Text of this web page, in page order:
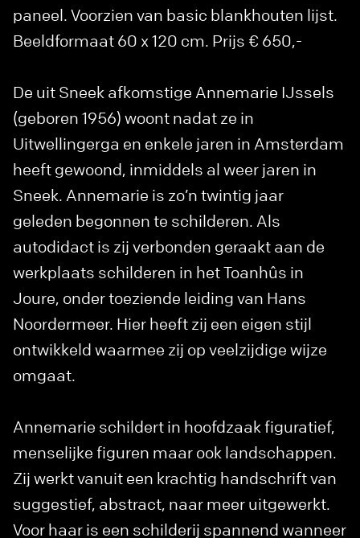
paneel. Voorzien van basic blankhouten lijst.
Beeldformaat 60 x 120 cm. Prijs € 650,-
De uit Sneek afkomstige Annemarie IJssels
(geboren 1956) woont nadat ze in
Uitwellingerga en enkele jaren in Amsterdam
heeft gewoond, inmiddels al weer jaren in
Sneek. Annemarie is zo’n twintig jaar
geleden begonnen te schilderen. Als
autodidact is zij verbonden geraakt aan de
werkplaats schilderen in het Toanhûs in
Joure, onder toeziende leiding van Hans
Noordermeer. Hier heeft zij een eigen stijl
ontwikkeld waarmee zij op veelzijdige wijze
omgaat.
Annemarie schildert in hoofdzaak figuratief,
menselijke figuren maar ook landschappen.
Zij werkt vanuit een krachtig handschrift van
suggestief, abstract, naar meer uitgewerkt.
Voor haar is een schilderij spannend wanneer